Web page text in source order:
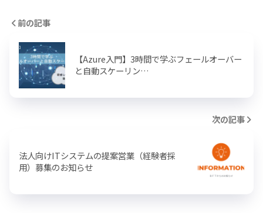
前の記事
【Azure入門】3時間で学ぶフェールオーバー
と自動スケーリン…
次の記事
法人向けITシステムの提案営業（経験者採
用）募集のお知らせ